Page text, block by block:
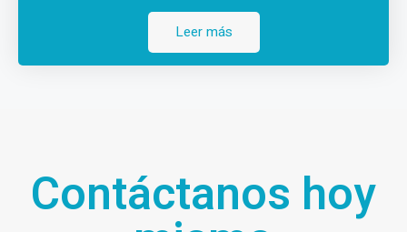
Leer más
Contáctanos hoy